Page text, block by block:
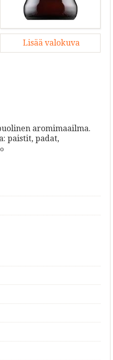
Lisää valokuva
aromimaailma.
paistit, padat,